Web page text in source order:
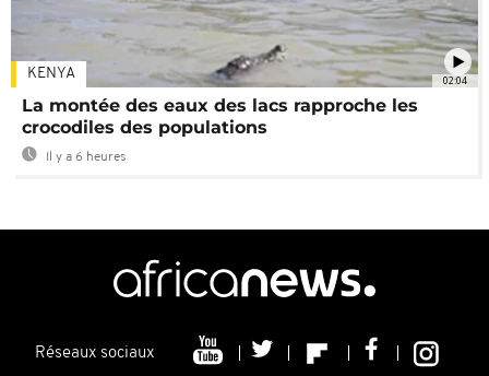
02:04
KENYA
La montée des eaux des lacs rapproche les
crocodiles des populations
Il y a 6 heures
Réseaux sociaux